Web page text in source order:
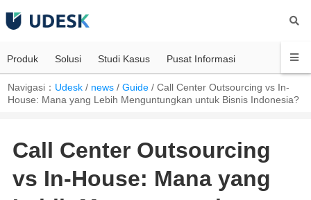
Produk Solusi Studi Kasus Pusat Informasi
Navigasi： Udesk / news /Guide /Call Center Outsourcing vs In-
House: Mana yang Lebih Menguntungkan untuk Bisnis Indonesia?
Call Center Outsourcing
vs In-House: Mana yang